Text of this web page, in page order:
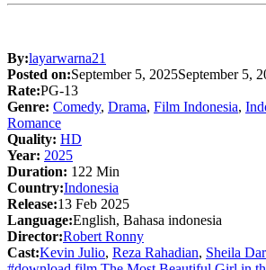
By:layarwarna21
Posted on:September 5, 2025September 5,
Rate:PG-13
Genre: Comedy, Drama, Film Indonesia,
Romance
Quality: HD
Year: 2025
Duration: 122 Min
Country:Indonesia
Release:13 Feb 2025
Language:English, Bahasa indonesia
Director:Robert Ronny
Cast:Kevin Julio, Reza Rahadian, Sheila